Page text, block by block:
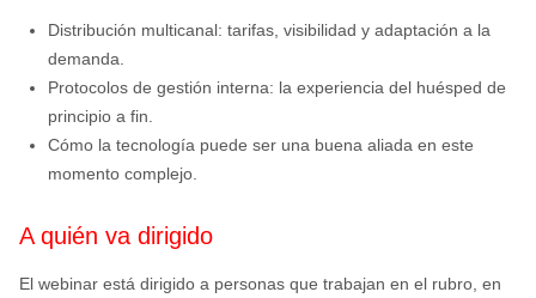
Distribución multicanal: tarifas, visibilidad y adaptación a la
demanda.
Protocolos de gestión interna: la experiencia del huésped de
principio a fin.
Cómo la tecnología puede ser una buena aliada en este
momento complejo.
A quién va dirigido
El webinar está dirigido a personas que trabajan en el rubro, en